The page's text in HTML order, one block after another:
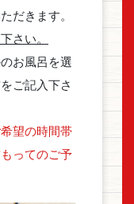
だきます。
さい。
お風呂を選
ご記入下さ
望の時間帯
ってのご予